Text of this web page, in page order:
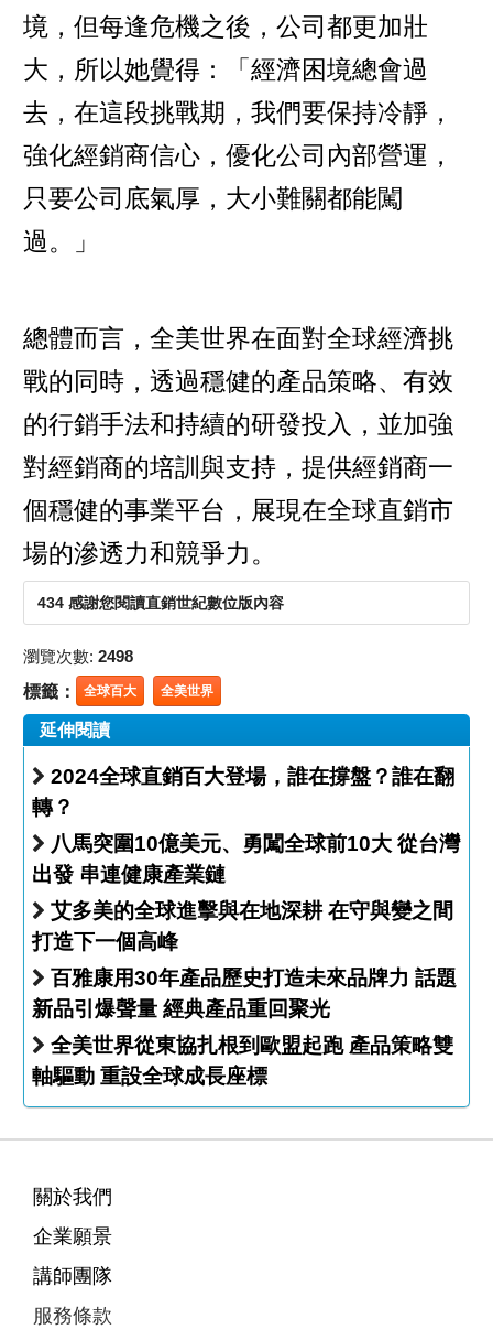
境，但每逢危機之後，公司都更加壯
大，所以她覺得：「經濟困境總會過
去，在這段挑戰期，我們要保持冷靜，
強化經銷商信心，優化公司內部營運，
只要公司底氣厚，大小難關都能闖
過。」
總體而言，全美世界在面對全球經濟挑
戰的同時，透過穩健的產品策略、有效
的行銷手法和持續的研發投入，並加強
對經銷商的培訓與支持，提供經銷商一
個穩健的事業平台，展現在全球直銷市
場的滲透力和競爭力。
434 感謝您閱讀直銷世紀數位版內容
瀏覽次數: 2498
標籤： 全球百大 全美世界
延伸閱讀
2024全球直銷百大登場，誰在撐盤？誰在翻
轉？
八馬突圍10億美元、勇闖全球前10大 從台灣
出發 串連健康產業鏈
艾多美的全球進擊與在地深耕 在守與變之間
打造下一個高峰
百雅康用30年產品歷史打造未來品牌力 話題
新品引爆聲量 經典產品重回聚光
全美世界從東協扎根到歐盟起跑 產品策略雙
軸驅動 重設全球成長座標
關於我們
企業願景
講師團隊
服務條款